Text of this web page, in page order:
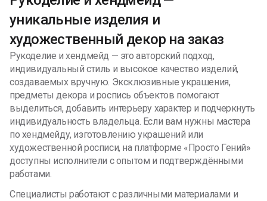
уникальные изделия и
художественный декор на заказ
Рукоделие и хендмейд — это авторский подход,
индивидуальный стиль и высокое качество изделий,
создаваемых вручную. Эксклюзивные украшения,
предметы декора и роспись объектов помогают
выделиться, добавить интерьеру характер и подчеркнуть
индивидуальность владельца. Если вам нужны мастера
по хендмейду, изготовлению украшений или
художественной росписи, на платформе «Просто Гений»
доступны исполнители с опытом и подтверждёнными
работами.
Специалисты работают с различными материалами и